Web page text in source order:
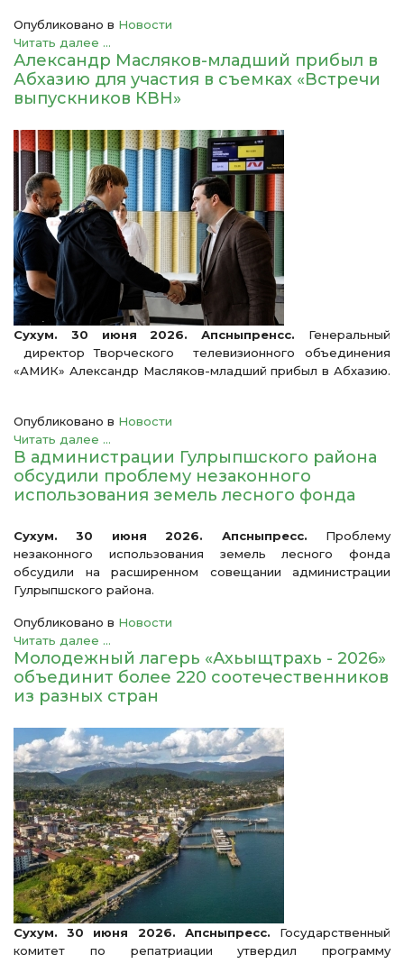
Опубликовано в Новости
Читать далее ...
Александр Масляков-младший прибыл в
Абхазию для участия в съемках «Встречи
выпускников КВН»
Сухум. 30 июня 2026. Апсныпренсс. Генеральный
директор Творческого телевизионного объединения
«АМИК» Александр Масляков-младший прибыл в Абхазию.
Опубликовано в Новости
Читать далее ...
В администрации Гулрыпшского района
обсудили проблему незаконного
использования земель лесного фонда
Сухум. 30 июня 2026. Апсныпресс. Проблему
незаконного использования земель лесного фонда
обсудили на расширенном совещании администрации
Гулрыпшского района.
Опубликовано в Новости
Читать далее ...
Молодежный лагерь «Ахьыщтрахь - 2026»
объединит более 220 соотечественников
из разных стран
Сухум. 30 июня 2026. Апсныпресс. Государственный
комитет по репатриации утвердил программу